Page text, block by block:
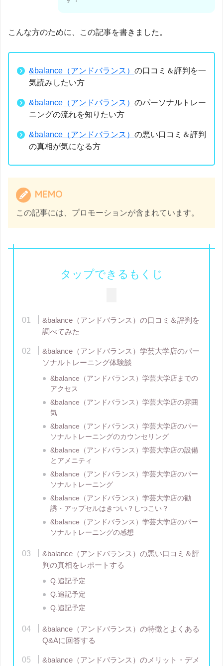
こんな方のために、この記事を書きました。
&balance（アンドバランス） の口コミ＆評判を一
気読みしたい方
&balance（アンドバランス） のパーソナルトレー
ニングの流れを知りたい方
&balance（アンドバランス） の悪い口コミ＆評判
の真相が気になる方
MEMO
この記事には、プロモーションが含まれています。
タップできるもくじ
&balance（アンドバランス）の口コミ＆評判を
調べてみた
&balance（アンドバランス）学芸大学店のパー
ソナルトレーニング体験談
&balance（アンドバランス）学芸大学店までの
アクセス
&balance（アンドバランス）学芸大学店の雰囲
気
&balance（アンドバランス）学芸大学店のパー
ソナルトレーニングのカウンセリング
&balance（アンドバランス）学芸大学店の設備
とアメニティ
&balance（アンドバランス）学芸大学店のパー
ソナルトレーニング
&balance（アンドバランス）学芸大学店の勧
誘・アップセルはきつい？しつこい？
&balance（アンドバランス）学芸大学店のパー
ソナルトレーニングの感想
&balance（アンドバランス）の悪い口コミ＆評
判の真相をレポートする
Q.追記予定
Q.追記予定
Q.追記予定
&balance（アンドバランス）の特徴とよくある
Q&Aに回答する
&balance（アンドバランス）のメリット・デメ